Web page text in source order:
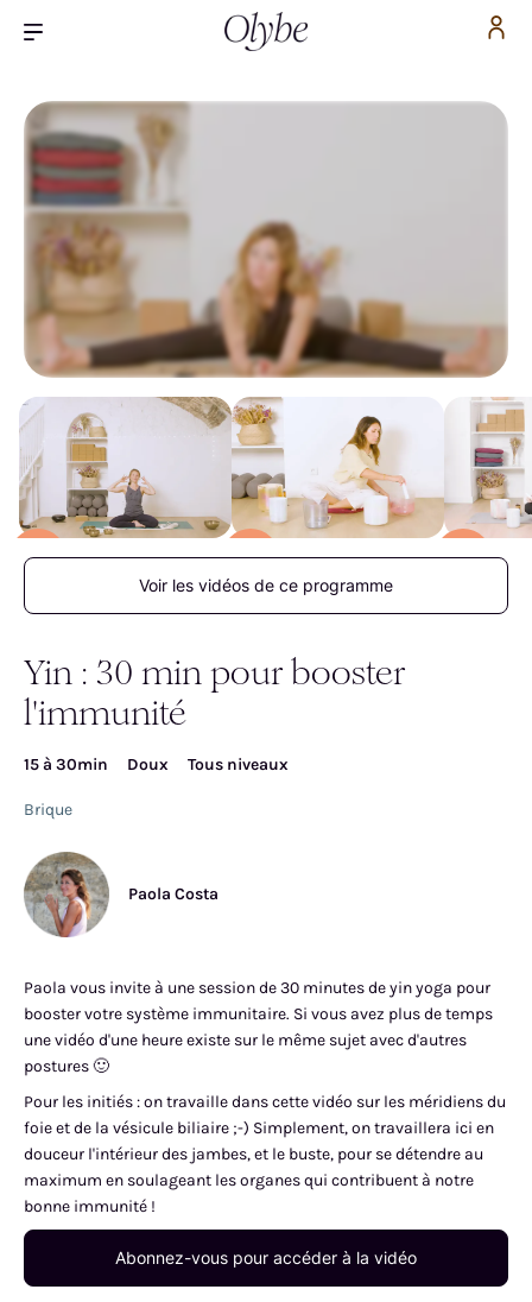
Inscrivez-vous pour accéder gratuitement à la
vidéo
Voir les vidéos de ce programme
Yin : 30 min pour booster
l'immunité
15 à 30min Doux Tous niveaux
Brique
Paola Costa
Paola vous invite à une session de 30 minutes de yin yoga pour
booster votre système immunitaire. Si vous avez plus de temps
une vidéo d'une heure existe sur le même sujet avec d'autres
postures 🙂
Pour les initiés : on travaille dans cette vidéo sur les méridiens du
foie et de la vésicule biliaire ;-) Simplement, on travaillera ici en
douceur l'intérieur des jambes, et le buste, pour se détendre au
maximum en soulageant les organes qui contribuent à notre
bonne immunité !
Abonnez-vous pour accéder à la vidéo